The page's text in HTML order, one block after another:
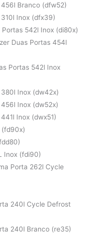
Branco (dfw52)
Inox (dfx39)
542l Inox (di80x)
Duas Portas 454l
Portas 542l Inox
Inox (dw42x)
Inox (dw52x)
Inox (dwx51)
(fd90x)
Inox (fdi90)
Porta 262l Cycle
240l Cycle Defrost
240l Branco (re35)